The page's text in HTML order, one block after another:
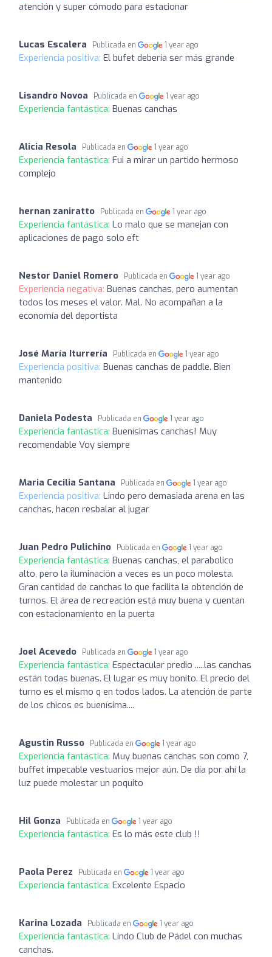
atención y super cómodo para estacionar
Lucas Escalera Publicada en 1 year ago
Experiencia positiva: El bufet debería ser más grande
Lisandro Novoa Publicada en 1 year ago
Experiencia fantástica: Buenas canchas
Alicia Resola Publicada en 1 year ago
Experiencia fantástica: Fui a mirar un partido hermoso
complejo
hernan zaniratto Publicada en 1 year ago
Experiencia fantástica: Lo malo que se manejan con
aplicaciones de pago solo eft
Nestor Daniel Romero Publicada en 1 year ago
Experiencia negativa: Buenas canchas, pero aumentan
todos los meses el valor. Mal. No acompañan a la
economía del deportista
José María Iturrería Publicada en 1 year ago
Experiencia positiva: Buenas canchas de paddle. Bien
mantenido
Daniela Podesta Publicada en 1 year ago
Experiencia fantástica: Buenísimas canchas! Muy
recomendable Voy siempre
Maria Cecilia Santana Publicada en 1 year ago
Experiencia positiva: Lindo pero demasiada arena en las
canchas, hacen resbalar al jugar
Juan Pedro Pulichino Publicada en 1 year ago
Experiencia fantástica: Buenas canchas, el parabolico
alto, pero la iluminación a veces es un poco molesta.
Gran cantidad de canchas lo que facilita la obtención de
turnos. El área de recreación está muy buena y cuentan
con estacionamiento en la puerta
Joel Acevedo Publicada en 1 year ago
Experiencia fantástica: Espectacular predio .....las canchas
están todas buenas. El lugar es muy bonito. El precio del
turno es el mismo q en todos lados. La atención de parte
de los chicos es buenísima....
Agustin Russo Publicada en 1 year ago
Experiencia fantástica: Muy buenas canchas son como 7,
buffet impecable vestuarios mejor aún. De día por ahí la
luz puede molestar un poquito
Hil Gonza Publicada en 1 year ago
Experiencia fantástica: Es lo más este club !!
Paola Perez Publicada en 1 year ago
Experiencia fantástica: Excelente Espacio
Karina Lozada Publicada en 1 year ago
Experiencia fantástica: Lindo Club de Pádel con muchas
canchas.